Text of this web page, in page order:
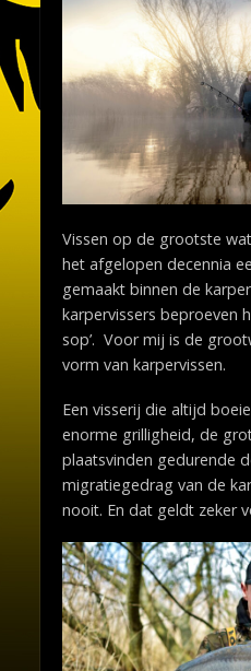
Vissen op de grootste
het afgelopen decennia
gemaakt binnen de
karpervissers beproeven
sop’. Voor mij is de
vorm van karpervissen.
Een visserij die altijd
enorme grilligheid, de
plaatsvinden gedurende
migratiegedrag van de
nooit. En dat geldt zeker